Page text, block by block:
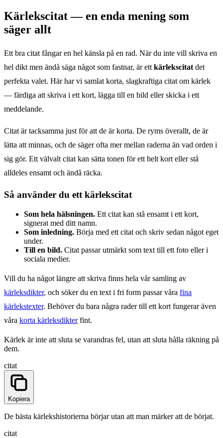
Kärlekscitat — en enda mening som
säger allt
Ett bra citat fångar en hel känsla på en rad. När du inte vill skriva en
hel dikt men ändå säga något som fastnar, är ett kärlekscitat det
perfekta valet. Här har vi samlat korta, slagkraftiga citat om kärlek
— färdiga att skriva i ett kort, lägga till en bild eller skicka i ett
meddelande.
Citat är tacksamma just för att de är korta. De ryms överallt, de är
lätta att minnas, och de säger ofta mer mellan raderna än vad orden i
sig gör. Ett välvalt citat kan sätta tonen för ett helt kort eller stå
alldeles ensamt och ändå räcka.
Så använder du ett kärlekscitat
Som hela hälsningen. Ett citat kan stå ensamt i ett kort,
signerat med ditt namn.
Som inledning. Börja med ett citat och skriv sedan något eget
under.
Till en bild. Citat passar utmärkt som text till ett foto eller i
sociala medier.
Vill du ha något längre att skriva finns hela vår samling av
kärleksdikter, och söker du en text i fri form passar våra fina
kärlekstexter. Behöver du bara några rader till ett kort fungerar även
våra korta kärleksdikterfint.
Kärlek är inte att sluta se varandras fel, utan att sluta hålla räkning på
dem.
citat
Kopiera
De bästa kärlekshistorierna börjar utan att man märker att de börjat.
citat